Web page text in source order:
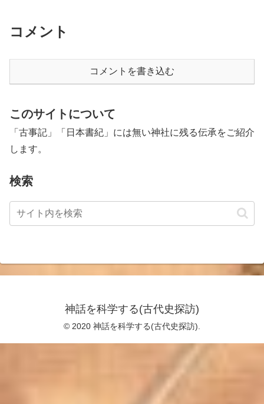
コメント
コメントを書き込む
このサイトについて
「古事記」「日本書紀」には無い神社に残る伝承をご紹介
します。
検索
神話を科学する(古代史探訪)
© 2020 神話を科学する(古代史探訪).